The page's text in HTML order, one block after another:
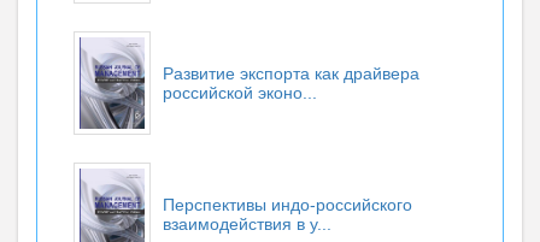
Развитие экспорта как драйвера
российской эконо...
Перспективы индо-российского
взаимодействия в у...